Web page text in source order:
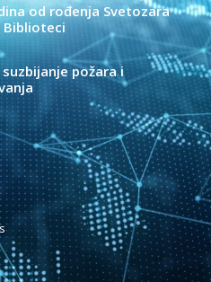
od rođenja Svetozara
Biblioteci
požara i